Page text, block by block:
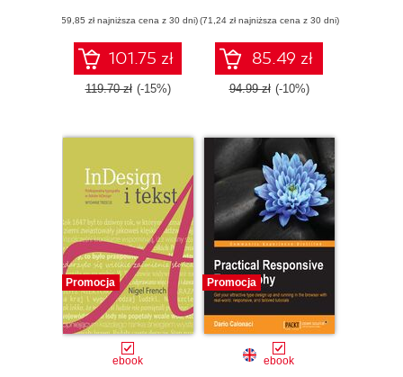
cyfrowych dla
tabletów,
czytników,
smartfonów i
innych urządzeń
(59,85 zł najniższa cena z 30 dni)
101.75 zł
119.70 zł (-15%)
(71,24 zł najniższa cena z 30 dni)
85.49 zł
94.99 zł (-10%)
Promocja
ebook
Promocja
ebook